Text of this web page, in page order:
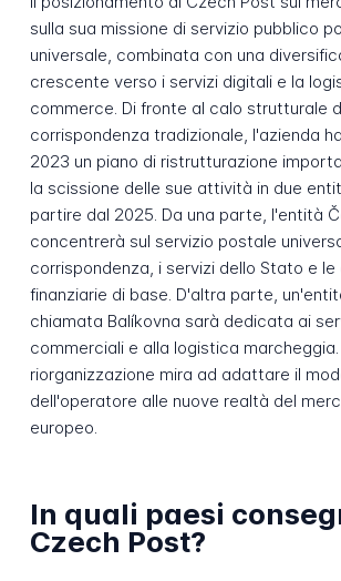
sulla sua missione di servizio pubblico
universale, combinata con una
crescente verso i servizi digitali e la
commerce. Di fronte al calo strutturale
corrispondenza tradizionale, l'azienda
2023 un piano di ristrutturazione
la scissione delle sue attività in due
partire dal 2025. Da una parte, l'entità
concentrerà sul servizio postale
corrispondenza, i servizi dello Stato e le
finanziarie di base. D'altra parte,
chiamata Balíkovna sarà dedicata ai
commerciali e alla logistica
riorganizzazione mira ad adattare il
dell'operatore alle nuove realtà del
europeo.
In quali paesi
Czech Post?